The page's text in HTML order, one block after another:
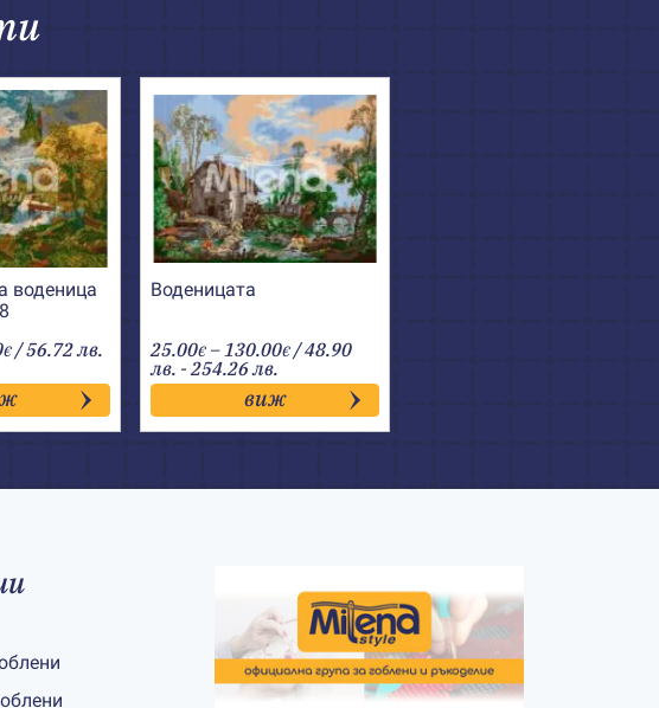
воденица
€Price
range:
29.00€
through
72.00€
/ 56.72 лв.
Воденицата
25.00€ –130.00€Price
range:
25.00€
through
130.00€
/ 48.90
лв. - 254.26 лв.
виж